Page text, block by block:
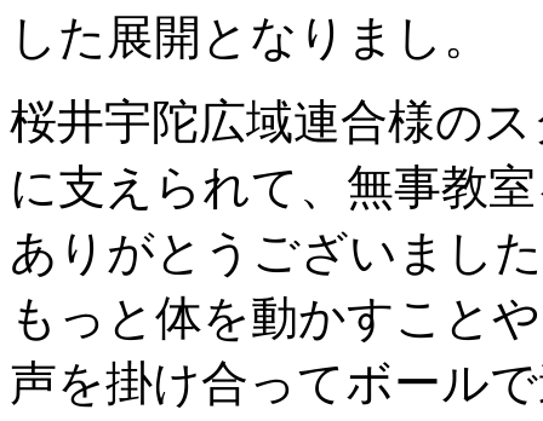
した展開となりまし。
桜井宇陀広域連合様の
に支えられて、無事教
ありがとうございまし
もっと体を動かすこと
声を掛け合ってボール